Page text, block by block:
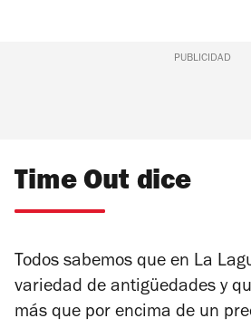
PUBLICIDAD
Time Out dice
Todos sabemos que en La
variedad de antigüedades y
más que por encima de un